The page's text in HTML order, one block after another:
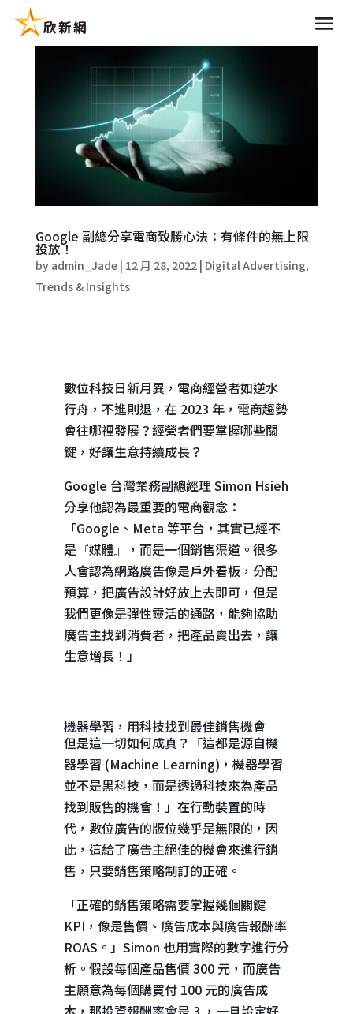
Google 副總分享電商致勝心法：有條件的無上限
投放！
by admin_Jade| 12 月 28, 2022| Digital Advertising,
Trends & Insights
數位科技日新月異，電商經營者如逆水
行舟，不進則退，在 2023 年，電商趨勢
會往哪裡發展？經營者們要掌握哪些關
鍵，好讓生意持續成長？
Google 台灣業務副總經理Simon Hsieh
分享他認為最重要的電商觀念：
「Google 、 Meta 等平台，其實已經不
是『媒體』，而是一個銷售渠道。很多
人會認為網路廣告像是戶外看板，分配
預算，把廣告設計好放上去即可，但是
我們更像是彈性靈活的通路，能夠協助
廣告主找到消費者，把產品賣出去，讓
生意增長！」
機器學習，用科技找到最佳銷售機會
但是這一切如何成真？「這都是源自機
器學習 (Machine Learning) ，機器學習
並不是黑科技，而是透過科技來為產品
找到販售的機會！」在行動裝置的時
代，數位廣告的版位幾乎是無限的，因
此，這給了廣告主絕佳的機會來進行銷
售，只要銷售策略制訂的正確。
「正確的銷售策略需要掌握幾個關鍵
KPI ，像是售價、廣告成本與廣告報酬率
ROAS 。」 Simon 也用實際的數字進行分
析。假設每個產品售價300元，而廣告
主願意為每個購買付100元的廣告成